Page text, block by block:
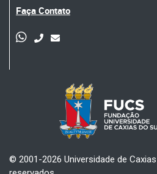
Faça Contato
© 2001-2026 Universidade de